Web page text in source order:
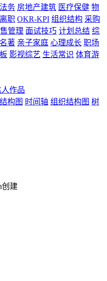
务 房地产建筑 医疗保健 物
职 OKR-KPI 组织结构 采购
管理 面试技巧 计划总结 综
著 亲子家庭 心理成长 职场
影视综艺 生活常识 体育游
作品
构图 时间轴 组织结构图 树
创建